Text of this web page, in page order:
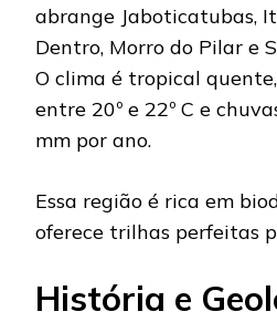
abrange Jaboticatubas,
Dentro, Morro do Pilar e
O clima é tropical
entre 20º e 22º C e
mm por ano.
Essa região é rica em
oferece trilhas perfeitas
História e